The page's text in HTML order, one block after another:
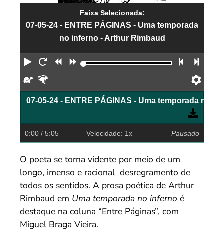
Faixa Selecionada:
07-05-24 - ENTRE PÁGINAS - Uma temporada
no inferno - Arthur Rimbaud
Reproduzir
Reiniciar
Retroceder
Avançar Faixa
Devagar
07-05-24 - ENTRE PÁGINAS - Uma temporada no
0:00 / 5:05 Velocidade: 1x Pausado
O poeta se torna vidente por meio de um
longo, imenso e racional desregramento de
todos os sentidos. A prosa poética de Arthur
Rimbaud em Uma temporada no inferno é
destaque na coluna “Entre Páginas”, com
Miguel Braga Vieira.